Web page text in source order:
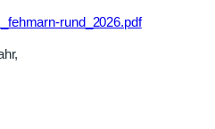
rund_2026.pdf